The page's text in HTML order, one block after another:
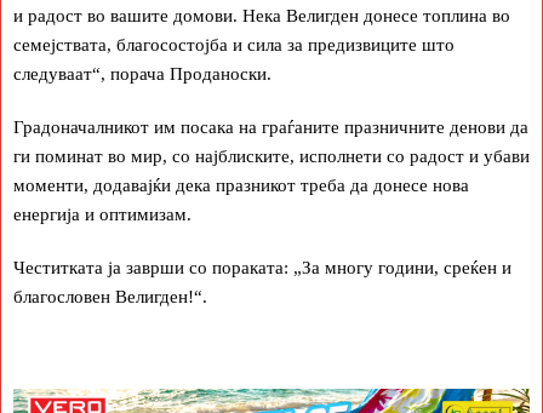
и радост во вашите домови. Нека Велигден донесе топлина во
семејствата, благосостојба и сила за предизвиците што
следуваат“, порача Проданоски.
Градоначалникот им посака на граѓаните празничните денови да
ги поминат во мир, со најблиските, исполнети со радост и убави
моменти, додавајќи дека празникот треба да донесе нова
енергија и оптимизам.
Честитката ја заврши со пораката: „За многу години, среќен и
благословен Велигден!“.